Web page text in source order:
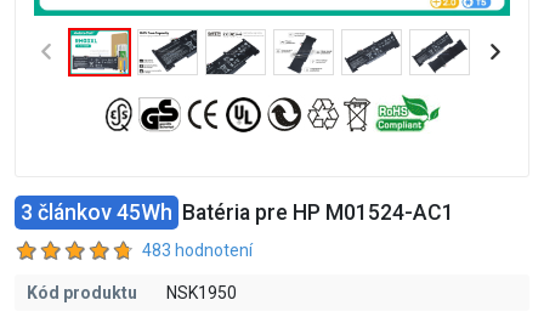
3 článkov 45Wh Batéria pre HP M01524-AC1
483 hodnotení
Kód produktu
NSK1950